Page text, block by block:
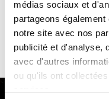
médias sociaux et
partageons
notre site avec nos
publicité et d'analyse,
avec d'autres
ou qu'ils ont